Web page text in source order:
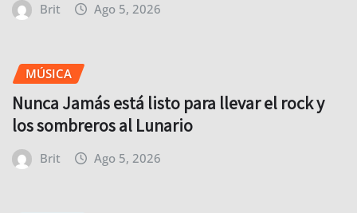
Brit Ago 5, 2026
MÚSICA
Nunca Jamás está listo para llevar el rock y
los sombreros al Lunario
Brit Ago 5, 2026